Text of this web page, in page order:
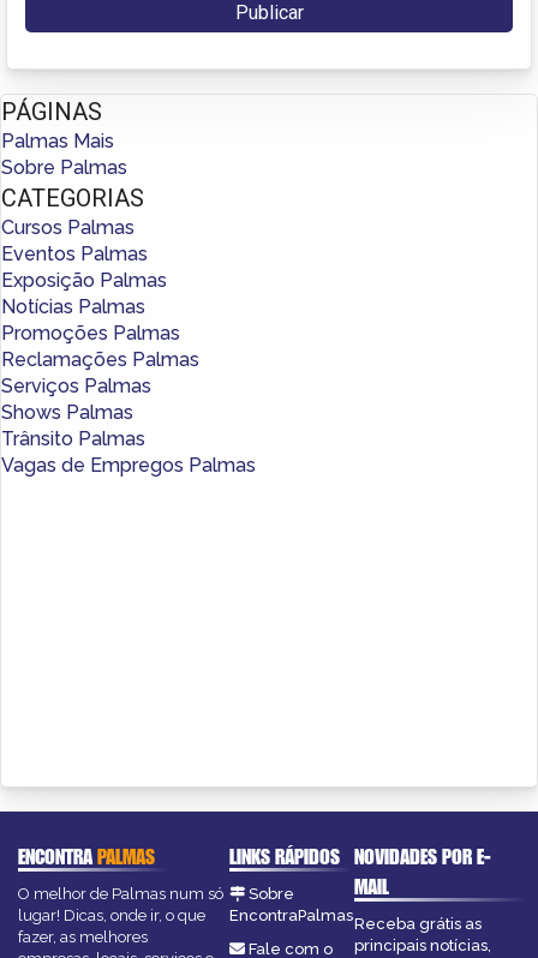
PÁGINAS
Palmas Mais
Sobre Palmas
CATEGORIAS
Cursos Palmas
Eventos Palmas
Exposição Palmas
Notícias Palmas
Promoções Palmas
Reclamações Palmas
Serviços Palmas
Shows Palmas
Trânsito Palmas
Vagas de Empregos Palmas
ENCONTRAPALMAS
O melhor de Palmas num só
lugar! Dicas, onde ir, o que
fazer, as melhores
LINKS RÁPIDOS
Sobre
EncontraPalmas
Fale com o
NOVIDADES POR E-
MAIL
Receba grátis as
principais notícias,